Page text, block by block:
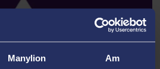
Manylion Am